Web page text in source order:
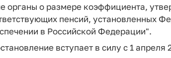
органы о размере коэффициента,
пенсий, установленных
в Российской Федерации".
вступает в силу с 1 апреля